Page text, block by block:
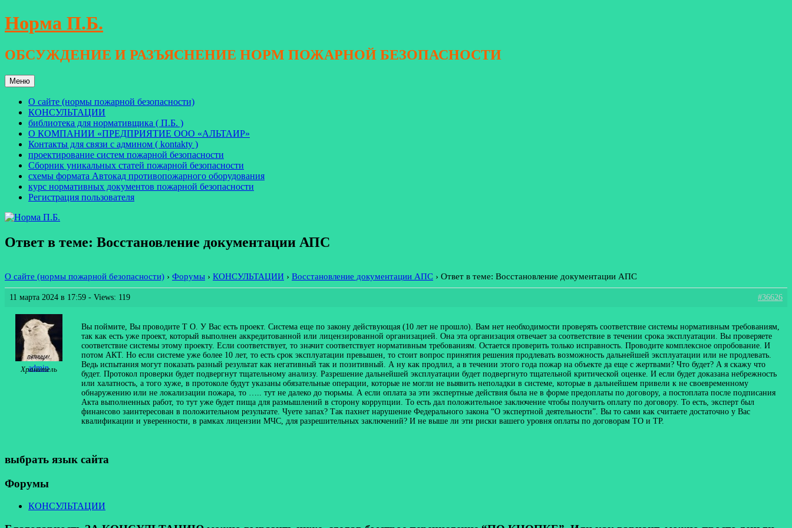
Перейти
к
Норма П.Б.
ОБСУЖДЕНИЕ И РАЗЪЯСНЕНИЕ НОРМ ПОЖАРНОЙ БЕЗОПАСНОСТИ
Меню
О сайте (нормы пожарной безопасности)
КОНСУЛЬТАЦИИ
библиотека для нормативщика ( П.Б. )
О КОМПАНИИ «ПРЕДПРИЯТИЕ ООО «АЛЬТАИР»
Контакты для связи с админом ( kontakty )
проектирование систем пожарной безопасности
Сборник уникальных статей пожарной безопасности
схемы формата Автокад противопожарного оборудования
курс нормативных документов пожарной безопасности
Регистрация пользователя
Ответ в теме: Восстановление документации АПС
О сайте (нормы пожарной безопасности) › Форумы › КОНСУЛЬТАЦИИ › Восстановление документации АПС › Ответ в теме: Восстановление документации АПС
11 марта 2024 в 17:59 - Views: 119 #36626
admin
Хранитель
Вы поймите, Вы проводите Т О. У Вас есть проект. Система еще по закону действующая (10 лет не прошло). Вам нет необходимости проверять соответствие системы нормативным требованиям,
так как есть уже проект, который выполнен аккредитованной или лицензированной организацией. Она эта организация отвечает за соответствие в течении срока эксплуатации. Вы проверяете
соответствие системы этому проекту. Если соответствует, то значит соответствует нормативным требованиям. Остается проверить только исправность. Проводите комплексное опробование. И
потом АКТ. Но если системе уже более 10 лет, то есть срок эксплуатации превышен, то стоит вопрос принятия решения продлевать возможность дальнейшей эксплуатации или не продлевать.
Ведь испытания могут показать разный результат как негативный так и позитивный. А ну как продлил, а в течении этого года пожар на объекте да еще с жертвами? Что будет? А я скажу что
будет. Протокол проверки будет подвергнут тщательному анализу. Разрешение дальнейшей эксплуатации будет подвергнуто тщательной критической оценке. И если будет доказана небрежность
или халатность, а того хуже, в протоколе будут указаны обязательные операции, которые не могли не выявить неполадки в системе, которые в дальнейшем привели к не своевременному
обнаружению или не локализации пожара, то ….. тут не далеко до тюрьмы. А если оплата за эти экспертные действия была не в форме предоплаты по договору, а постоплата после подписания
Акта выполненных работ, то тут уже будет пища для размышлений в сторону коррупции. То есть дал положительное заключение чтобы получить оплату по договору. То есть, эксперт был
финансово заинтересован в положительном результате. Чуете запах? Так пахнет нарушение Федерального закона “О экспертной деятельности”. Вы то сами как считаете достаточно у Вас
квалификации и уверенности, в рамках лицензии МЧС, для разрешительных заключений? И не выше ли эти риски вашего уровня оплаты по договорам ТО и ТР.
выбрать язык сайта
Форумы
КОНСУЛЬТАЦИИ